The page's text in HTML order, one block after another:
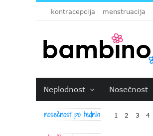
kontracepcija menstruacija
Neplodnost Nosečnost
1 2 3 4